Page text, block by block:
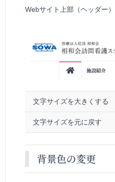
Webサイト上部（ヘッダー
文字サイズを大きくする
文字サイズを元に戻す
背景色の変更